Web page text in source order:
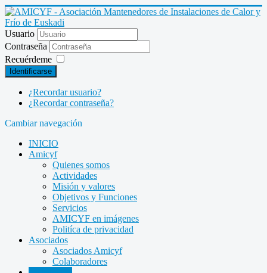
Usuario
Contraseña
Recuérdeme
Identificarse
¿Recordar usuario?
¿Recordar contraseña?
Cambiar navegación
INICIO
Amicyf
Quienes somos
Actividades
Misión y valores
Objetivos y Funciones
Servicios
AMICYF en imágenes
Politíca de privacidad
Asociados
Asociados Amicyf
Colaboradores